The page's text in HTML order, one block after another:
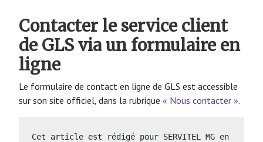
Contacter le service client
de GLS via un formulaire en
ligne
Le formulaire de contact en ligne de GLS est accessible
sur son site officiel, dans la rubrique « Nous contacter ».
Cet article est rédigé pour SERVITEL MG en